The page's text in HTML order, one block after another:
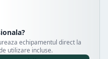
echipamentul direct la
utilizare incluse.